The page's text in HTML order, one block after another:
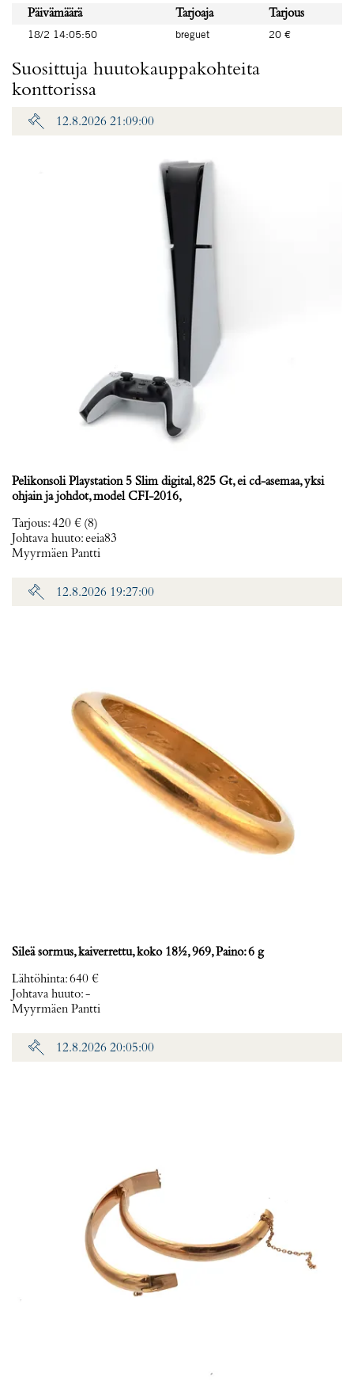
Päivämäärä Tarjoaja
Tarjous
18/2 14:05:50
breguet 20 €
Suosittuja huutokauppakohteita
konttorissa
12.8.2026 21:09:00
Pelikonsoli Playstation 5 Slim digital, 825 Gt, ei cd-asemaa, yksi
ohjain ja johdot, model CFI-2016,
Tarjous:420 € (8)
Johtava huuto:eeia83
Myyrmäen Pantti
12.8.2026 19:27:00
Sileä sormus, kaiverrettu, koko 18½, 969, Paino: 6 g
Lähtöhinta:640 €
Johtava huuto:-
Myyrmäen Pantti
12.8.2026 20:05:00